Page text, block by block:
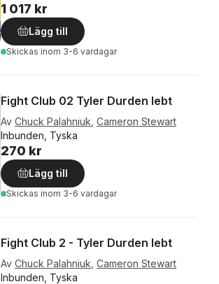
1 017 kr
Lägg till
Skickas inom 3-6 vardagar
Fight Club 02 Tyler Durden lebt
Av Chuck Palahniuk Cameron Stewart
Inbunden, Tyska
270 kr
Lägg till
Skickas inom 3-6 vardagar
Fight Club 2 - Tyler Durden lebt
Av Chuck Palahniuk Cameron Stewart
Inbunden, Tyska